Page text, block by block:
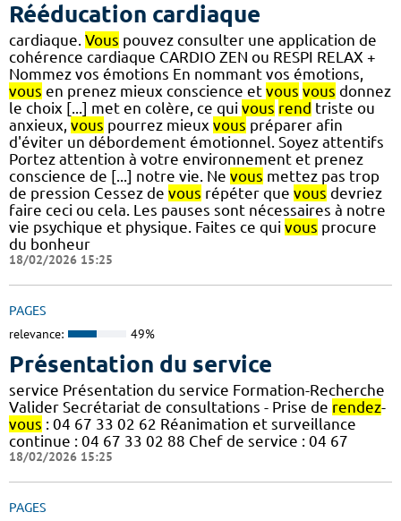
Rééducation cardiaque
cardiaque. Vous pouvez consulter une application de
cohérence cardiaque CARDIO ZEN ou RESPI RELAX +
Nommez vos émotions En nommant vos émotions,
vous en prenez mieux conscience et vous vous donnez
le choix [...] met en colère, ce qui vous rend triste ou
anxieux, vous pourrez mieux vous préparer afin
d'éviter un débordement émotionnel. Soyez attentifs
Portez attention à votre environnement et prenez
conscience de [...] notre vie. Ne vous mettez pas trop
de pression Cessez de vous répéter que vous devriez
faire ceci ou cela. Les pauses sont nécessaires à notre
vie psychique et physique. Faites ce qui vous procure
du bonheur
18/02/2026 15:25
PAGES
relevance: 49%
Présentation du service
service Présentation du service Formation-Recherche
Valider Secrétariat de consultations - Prise de rendez-
vous : 04 67 33 02 62 Réanimation et surveillance
continue : 04 67 33 02 88 Chef de service : 04 67
18/02/2026 15:25
PAGES